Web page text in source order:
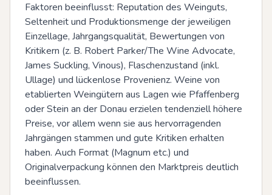
Faktoren beeinflusst: Reputation des Weinguts,
Seltenheit und Produktionsmenge der jeweiligen
Einzellage, Jahrgangsqualität, Bewertungen von
Kritikern (z. B. Robert Parker/The Wine Advocate,
James Suckling, Vinous), Flaschenzustand (inkl.
Ullage) und lückenlose Provenienz. Weine von
etablierten Weingütern aus Lagen wie Pfaffenberg
oder Stein an der Donau erzielen tendenziell höhere
Preise, vor allem wenn sie aus hervorragenden
Jahrgängen stammen und gute Kritiken erhalten
haben. Auch Format (Magnum etc.) und
Originalverpackung können den Marktpreis deutlich
beeinflussen.